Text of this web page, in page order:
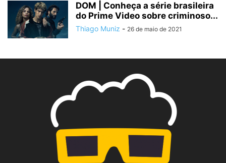
DOM | Conheça a série brasileira
do Prime Video sobre criminoso...
Thiago Muniz - 26 de maio de 2021